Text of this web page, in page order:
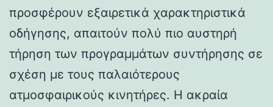
προσφέρουν εξαιρετικά χαρακτηριστικά
οδήγησης, απαιτούν πολύ πιο αυστηρή
τήρηση των προγραμμάτων συντήρησης σε
σχέση με τους παλαιότερους
ατμοσφαιρικούς κινητήρες. Η ακραία